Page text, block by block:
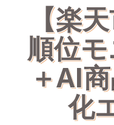
【楽
順位
＋AI
化